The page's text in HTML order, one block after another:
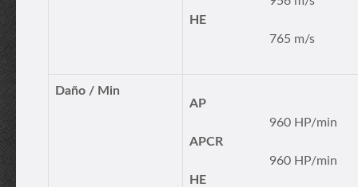
HE
765 m/s
Daño / Min
AP
960 HP/min
APCR
960 HP/min
HE